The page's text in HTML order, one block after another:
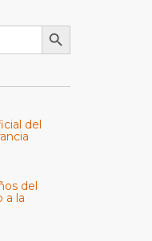
Botón de búsqueda
del
del
a la